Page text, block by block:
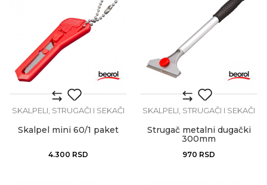
SKALPELI, STRUGAČI I SEKAČI
Skalpel mini 60/1 paket
4.300 RSD
SKALPELI, STRUGAČI I SEKAČI
Strugač metalni dugački
300mm
970 RSD